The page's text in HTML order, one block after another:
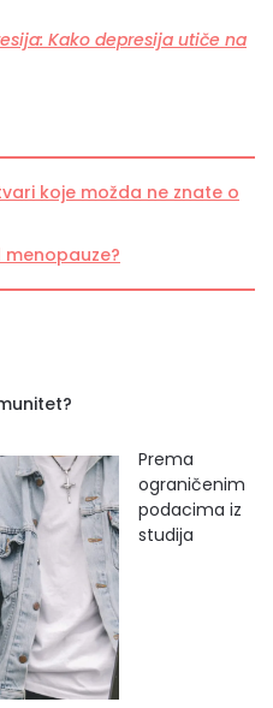
Kako depresija utiče na
koje možda ne znate o
Prema
ograničenim
podacima iz
studija